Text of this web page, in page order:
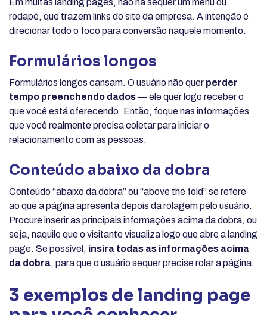
Em muitas landing pages, não há sequer um menu ou
rodapé, que trazem links do site da empresa. A intenção é
direcionar todo o foco para conversão naquele momento.
Formulários longos
Formulários longos cansam. O usuário não quer perder
tempo preenchendo dados— ele quer logo receber o
que você está oferecendo. Então, foque nas informações
que você realmente precisa coletar para iniciar o
relacionamento com as pessoas.
Conteúdo abaixo da dobra
Conteúdo “abaixo da dobra” ou “above the fold” se refere
ao que a página apresenta depois da rolagem pelo usuário.
Procure inserir as principais informações acima da dobra, ou
seja, naquilo que o visitante visualiza logo que abre a landing
page. Se possível, insira todas as informações acima
da dobra, para que o usuário sequer precise rolar a página.
3 exemplos de landing page